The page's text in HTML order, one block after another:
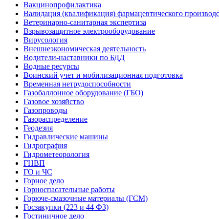
Вакцинопрофилактика
Валидация (квалификация) фармацевтического
Ветеринарно-санитарная экспертиза
Взрывозащитное электрооборудование
Вирусология
Внешнеэкономическая деятельность
Водители-наставники по БДД
Водные ресурсы
Воинский учет и мобилизационная подготовка
Временная нетрудоспособности
Газобаллонное оборудование (ГБО)
Газовое хозяйство
Газопроводы
Газораспределение
Геодезия
Гидравлические машины
Гидрография
Гидрометеорология
ГНВП
ГО и ЧС
Горное дело
Горноспасательные работы
Горюче-смазочные материалы (ГСМ)
Госзакупки (223 и 44 ФЗ)
Гостиничное дело